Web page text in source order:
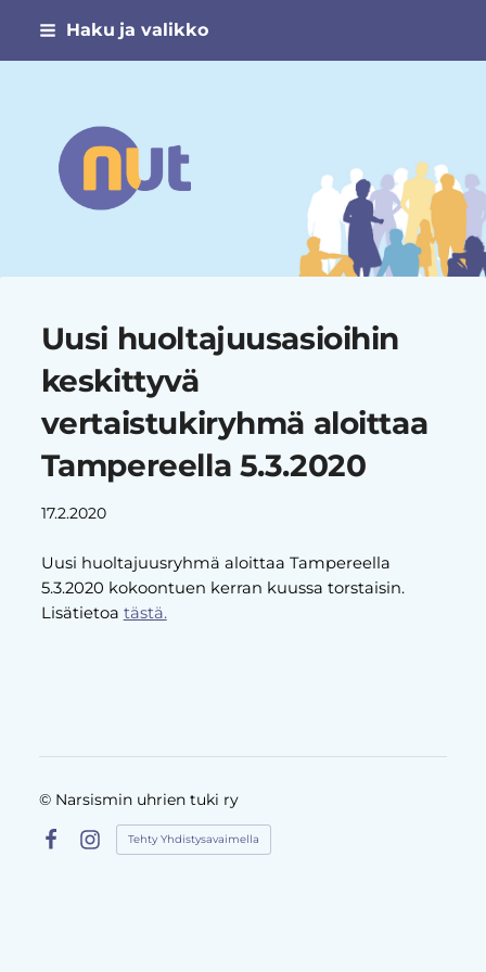
Siirry
Haku ja valikko
Narsismin uhrien tuki ry
Uusi huoltajuusasioihin
keskittyvä
vertaistukiryhmä aloittaa
Tampereella 5.3.2020
17.2.2020
Uusi huoltajuusryhmä aloittaa Tampereella
5.3.2020 kokoontuen kerran kuussa torstaisin.
Lisätietoa tästä.
© Narsismin uhrien tuki ry
Instagram
Tehty Yhdistysavaimella